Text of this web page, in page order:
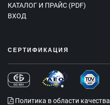
КАТАЛОГ И ПРАЙС (PDF)
ВХОД
СЕРТИФИКАЦИЯ
Политика в области качества